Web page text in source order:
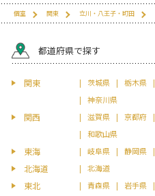
個室 関東 立川・八王子・町田
都道府県で探す
関東 茨城県 栃木県
神奈川県
関西 滋賀県 京都府
和歌山県
東海 岐阜県 静岡県
北海道 北海道
東北 青森県 岩手県